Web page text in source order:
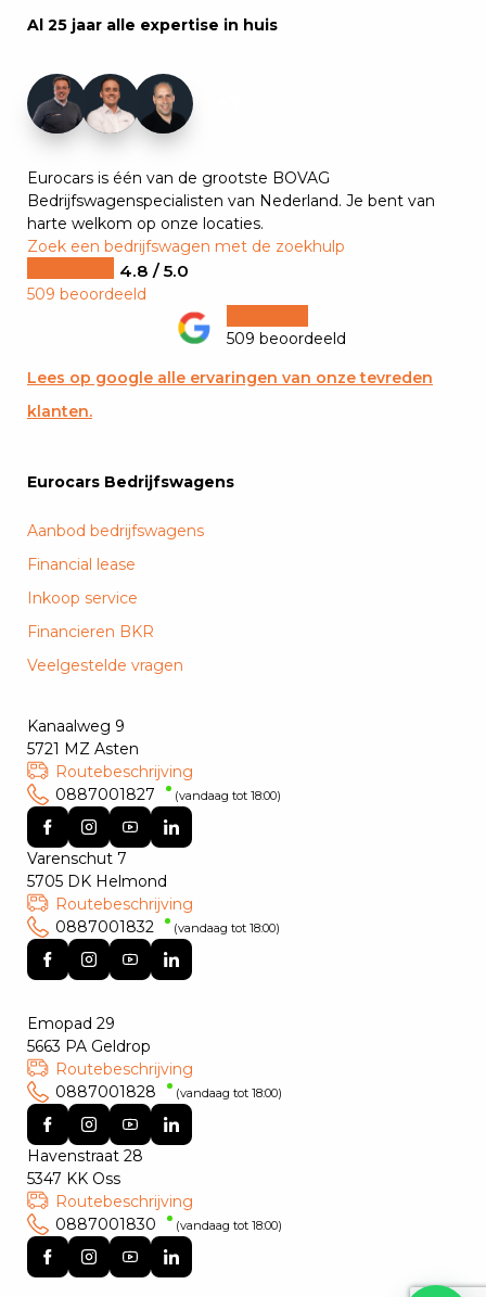
Al 25 jaar alle expertise in huis
Eurocars is één van de grootste BOVAG
Bedrijfswagenspecialisten van Nederland. Je bent van
harte welkom op onze locaties.
Zoek een bedrijfswagen met de zoekhulp
4.8 / 5.0
509 beoordeeld
509 beoordeeld
Lees op google alle ervaringen van onze tevreden
klanten.
Eurocars Bedrijfswagens
Aanbod bedrijfswagens
Financial lease
Inkoop service
Financieren BKR
Veelgestelde vragen
Kanaalweg 9
5721 MZ Asten
Routebeschrijving
0887001827
(vandaag tot 18:00)
Varenschut 7
5705 DK Helmond
Routebeschrijving
0887001832
(vandaag tot 18:00)
Emopad 29
5663 PA Geldrop
Routebeschrijving
0887001828
(vandaag tot 18:00)
Havenstraat 28
5347 KK Oss
Routebeschrijving
0887001830
(vandaag tot 18:00)